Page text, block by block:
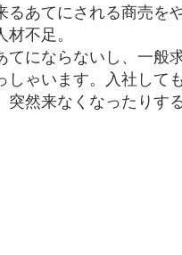
あてにされる商売を
不足。
てにならないし、一般
しゃいます。入社して
突然来なくなったりす